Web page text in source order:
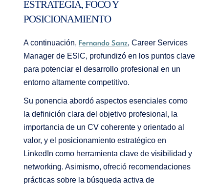
ESTRATEGIA, FOCO Y
POSICIONAMIENTO
A continuación, Fernando Sanz, Career Services
Manager de ESIC, profundizó en los puntos clave
para potenciar el desarrollo profesional en un
entorno altamente competitivo.
Su ponencia abordó aspectos esenciales como
la definición clara del objetivo profesional, la
importancia de un CV coherente y orientado al
valor, y el posicionamiento estratégico en
LinkedIn como herramienta clave de visibilidad y
networking. Asimismo, ofreció recomendaciones
prácticas sobre la búsqueda activa de